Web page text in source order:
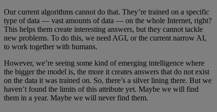
Our current algorithms cannot do that. They’re trained on a specific
type of data — vast amounts of data — on the whole Internet, right?
This helps them create interesting answers, but they cannot tackle
new problems. To do this, we need AGI, or the current narrow AI,
to work together with humans.
However, we’re seeing some kind of emerging intelligence where
the bigger the model is, the more it creates answers that do not exist
on the data it was trained on. So, there’s a silver lining there. But we
haven’t found the limits of this attribute yet. Maybe we will find
them in a year. Maybe we will never find them.